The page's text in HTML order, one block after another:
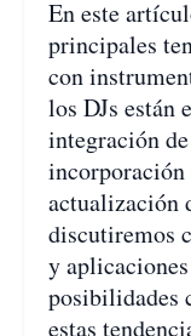
En este
principales
con
los DJs están
integración
incorporación
actualización
discutiremos
y
posibilidades
estas